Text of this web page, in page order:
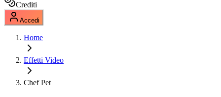
Crediti
Accedi
Home
Effetti Video
Chef Pet